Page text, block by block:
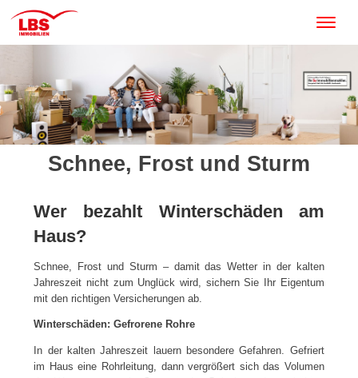
Schnee, Frost und Sturm
Wer bezahlt Winterschäden am
Haus?
Schnee, Frost und Sturm – damit das Wetter in der kalten
Jahreszeit nicht zum Unglück wird, sichern Sie Ihr Eigentum
mit den richtigen Versicherungen ab.
Winterschäden: Gefrorene Rohre
In der kalten Jahreszeit lauern besondere Gefahren. Gefriert
im Haus eine Rohrleitung, dann vergrößert sich das Volumen